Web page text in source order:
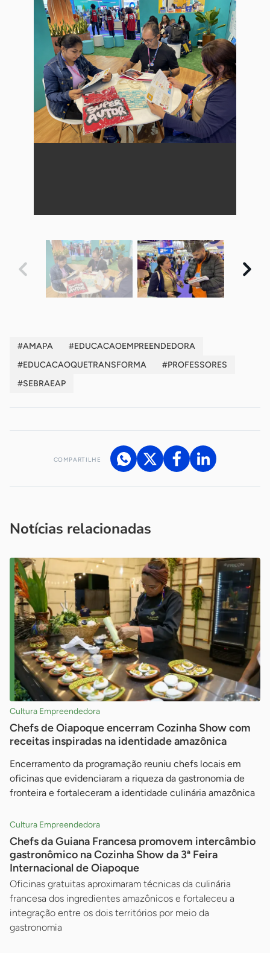
#AMAPA
#EDUCACAOEMPREENDEDORA
#EDUCACAOQUETRANSFORMA
#PROFESSORES
#SEBRAEAP
COMPARTILHE
Notícias relacionadas
Cultura Empreendedora
Chefs de Oiapoque encerram Cozinha Show com
receitas inspiradas na identidade amazônica
Encerramento da programação reuniu chefs locais em
oficinas que evidenciaram a riqueza da gastronomia de
fronteira e fortaleceram a identidade culinária amazônica
Cultura Empreendedora
Chefs da Guiana Francesa promovem intercâmbio
gastronômico na Cozinha Show da 3ª Feira
Internacional de Oiapoque
Oficinas gratuitas aproximaram técnicas da culinária
francesa dos ingredientes amazônicos e fortaleceu a
integração entre os dois territórios por meio da
gastronomia